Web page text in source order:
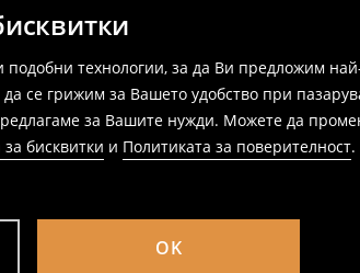
подобни технологии, за да Ви предложим
се грижим за Вашето удобство при
за Вашите нужди. Можете да
бисквитки и Политиката за поверителност.
OK